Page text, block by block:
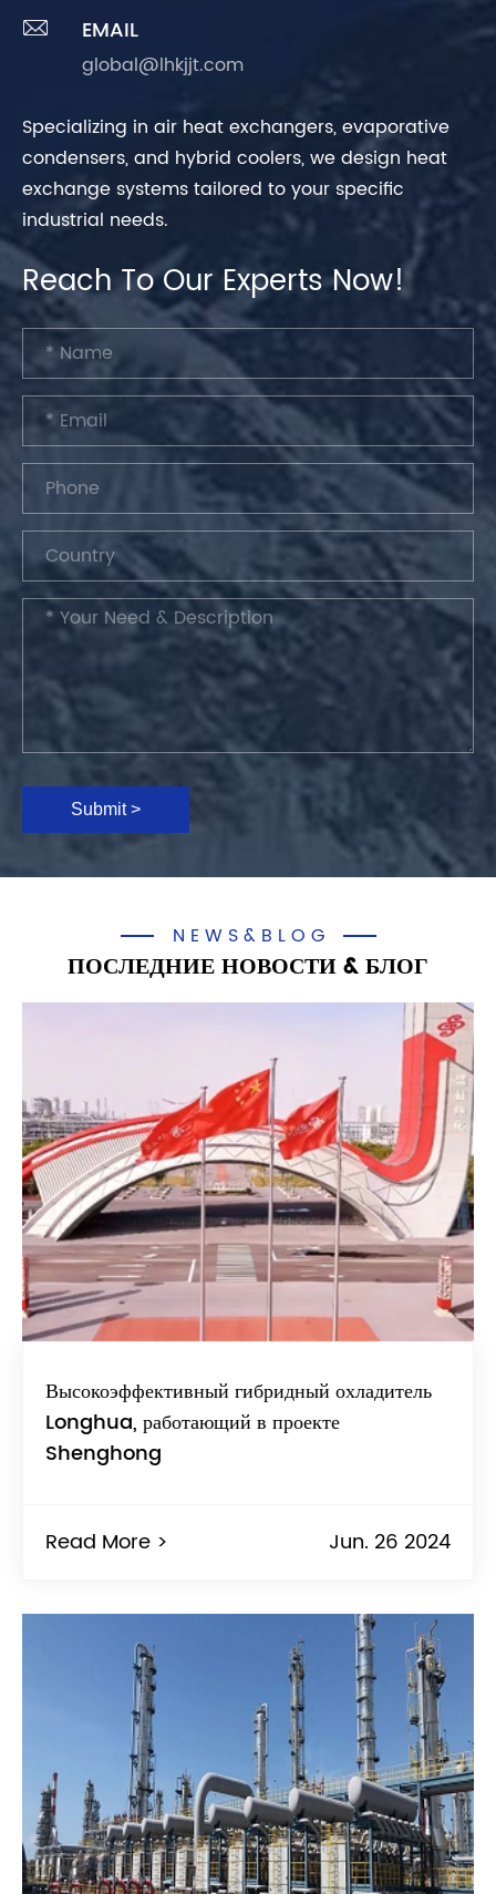
 EMAIL
global@lhkjjt.com
Specializing in air heat exchangers, evaporative
condensers, and hybrid coolers, we design heat
exchange systems tailored to your specific
industrial needs.
Reach To Our Experts Now!
Submit >
NEWS&BLOG
ПОСЛЕДНИЕ НОВОСТИ & БЛОГ
Высокоэффективный гибридный охладитель
Longhua, работающий в проекте
Shenghong
Read More > Jun. 26 2024